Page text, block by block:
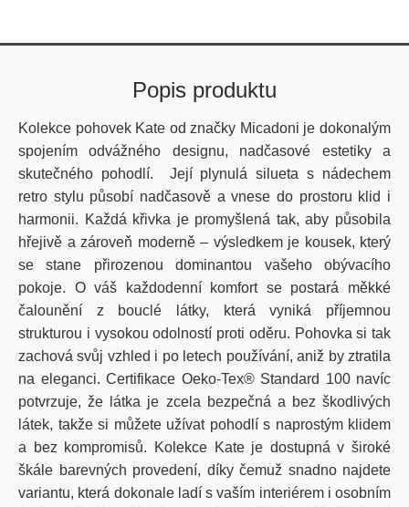
Popis produktu
Kolekce pohovek Kate od značky Micadoni je dokonalým
spojením odvážného designu, nadčasové estetiky a
skutečného pohodlí. Její plynulá silueta s nádechem
retro stylu působí nadčasově a vnese do prostoru klid i
harmonii. Každá křivka je promyšlená tak, aby působila
hřejivě a zároveň moderně – výsledkem je kousek, který
se stane přirozenou dominantou vašeho obývacího
pokoje. O váš každodenní komfort se postará měkké
čalounění z bouclé látky, která vyniká příjemnou
strukturou i vysokou odolností proti oděru. Pohovka si tak
zachová svůj vzhled i po letech používání, aniž by ztratila
na eleganci. Certifikace Oeko-Tex® Standard 100 navíc
potvrzuje, že látka je zcela bezpečná a bez škodlivých
látek, takže si můžete užívat pohodlí s naprostým klidem
a bez kompromisů. Kolekce Kate je dostupná v široké
škále barevných provedení, díky čemuž snadno najdete
variantu, která dokonale ladí s vaším interiérem i osobním